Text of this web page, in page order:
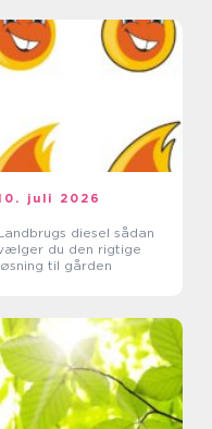
juli 2026
diesel sådan
du den rigtige
til gården